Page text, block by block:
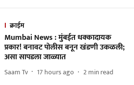
क्राईम
Mumbai News : मुंबईत धक्कादायक
प्रकार! बनावट पोलीस बनून खंडणी उकळली;
असा सापडला जाळ्यात
Saam Tv 17 hours ago 2min read